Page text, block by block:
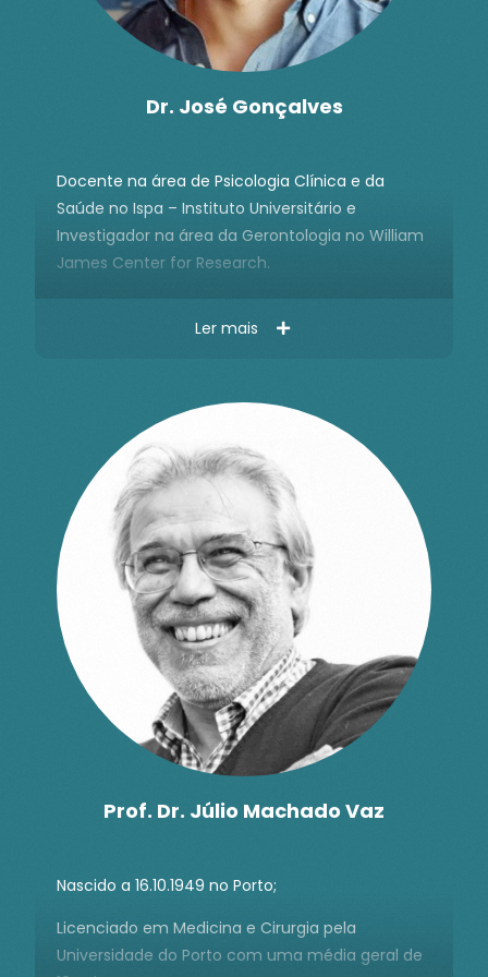
Dr. José Gonçalves
Docente na área de Psicologia Clínica e da
Saúde no Ispa – Instituto Universitário e
Investigador na área da Gerontologia no William
James Center for Research.
Clínico pela Sociedade Portuguesa de Sexologia
Especialista em Psicoterapia pela Sociedad
Española de Medicina Psicosomática y
Psicoterapia (SEMPyP).
Coordenador da Comissão de Sexualidade e
Envelhecimento da Sociedade Portuguesa de
Sexologia Clínica (SPSC).
Ler mais
Prof. Dr. Júlio Machado Vaz
Nascido a 16.10.1949 no Porto;
Licenciado em Medicina e Cirurgia pela
Universidade do Porto com uma média geral de